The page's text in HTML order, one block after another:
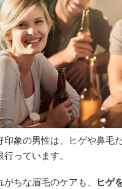
印象の男性は、ヒゲや鼻毛
っています。
ちな眉毛のケアも、 ヒゲ